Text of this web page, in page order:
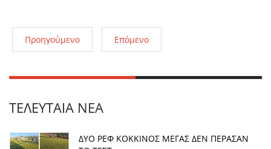
Προηγούμενο Επόμενο
ΤΕΛΕΥΤΑΊΑ ΝΈΑ
ΔΥΟ ΡΕΦ ΚΟΚΚΙΝΟΣ ΜΕΓΑΣ ΔΕΝ ΠΕΡΑΣΑΝ